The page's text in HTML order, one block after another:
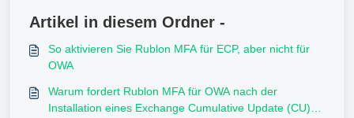
Artikel in diesem Ordner -
So aktivieren Sie Rublon MFA für ECP, aber nicht für
OWA
Warum fordert Rublon MFA für OWA nach der
Installation eines Exchange Cumulative Update (CU)